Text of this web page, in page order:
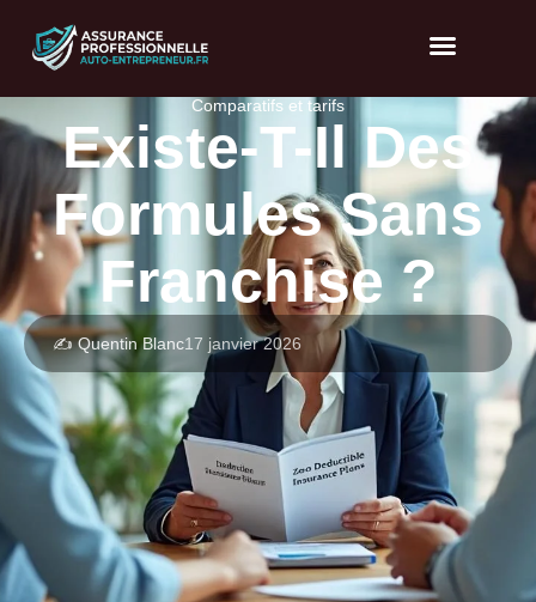
Comparatifs et tarifs
Existe-T-Il Des
Formules Sans
Franchise ?
✍️ Quentin Blanc17 janvier 2026